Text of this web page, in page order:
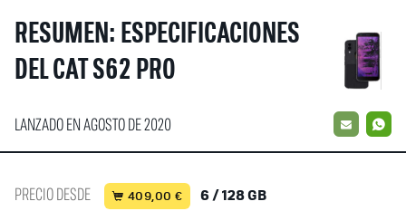
RESUMEN: ESPECIFICACIONES
DEL CAT S62 PRO
LANZADO EN AGOSTO DE 2020 EMAIL
PRECIO DESDE 409,00 € 6 / 128 GB